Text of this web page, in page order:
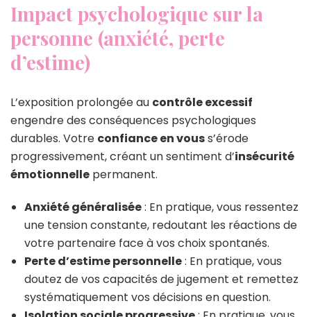
Impact psychologique sur la
personne (anxiété, perte
d’estime)
L’exposition prolongée au contrôle excessif
engendre des conséquences psychologiques
durables. Votre confiance en vouss’érode
progressivement, créant un sentiment d’insécurité
émotionnelle permanent.
Anxiété généralisée: En pratique, vous ressentez
une tension constante, redoutant les réactions de
votre partenaire face à vos choix spontanés.
Perte d’estime personnelle: En pratique, vous
doutez de vos capacités de jugement et remettez
systématiquement vos décisions en question.